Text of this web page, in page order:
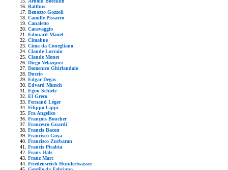
Balthus
Benozzo Gozzoli
Camille Pissarro
Canaletto
Caravaggio
Edouard Manet
Cimabue
Cima da Conegliano
Claude Lorrain
Claude Monet
Diego Velazquez
Domenico Ghirlandaio
Duccio
Edgar Degas
Edvard Munch
Egon Schiele
El Greco
Fernand Léger
Filippo Lippi
Fra Angelico
François Boucher
Francesco Guardi
Francis Bacon
Francisco Goya
Francisco Zurbaran
Francis Picabia
Frans Hals
Franz Marc
Friedensreich Hundertwasser